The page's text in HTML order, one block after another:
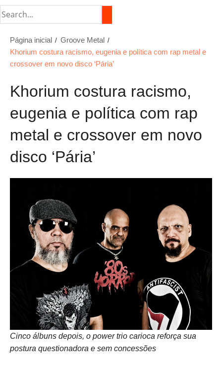
Página inicial
Groove Metal
Khorium costura racismo, eugenia e política com rap metal e
crossover em novo disco ‘Pária’
Khorium costura racismo,
eugenia e política com rap
metal e crossover em novo
disco ‘Pária’
Cinco álbuns depois, o power trio carioca reforça sua
postura questionadora e sem concessões